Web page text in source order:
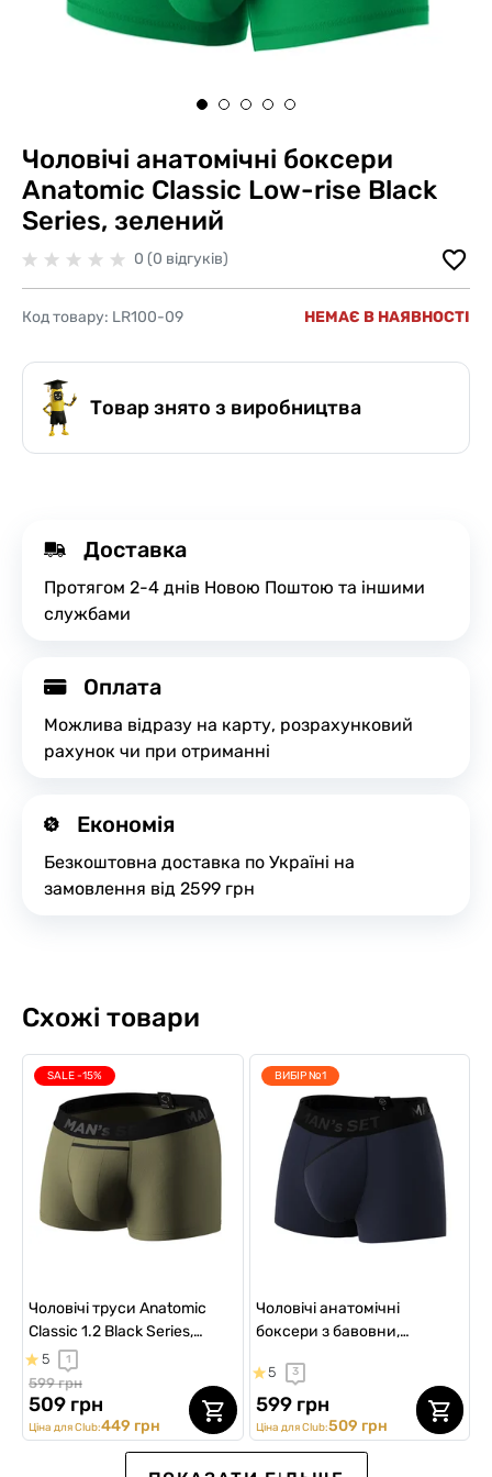
Чоловічі анатомічні боксери
Anatomic Classic Low-rise Black
Series, зелений
0 (0 відгуків)
Код товару: LR100-09 НЕМАЄ В НАЯВНОСТІ
Товар знято з виробництва
Доставка
Протягом 2-4 днів Новою Поштою та іншими
службами
Оплата
Можлива відразу на карту, розрахунковий
рахунок чи при отриманні
Економія
Безкоштовна доставка по Україні на
замовлення від 2599 грн
Схожі товари
SALE -15%
Чоловічі труси Anatomic
Classic 1.2 Black Series,
світлий хакі
5 1
599 грн
509 грн
Ціна для Club:449 грн
ВИБІР №1
Чоловічі анатомічні
боксери з бавовни,
Series, темно-синій
5 3
599 грн
Ціна для Club:509 грн
ВИБІР №1
SALE -20%